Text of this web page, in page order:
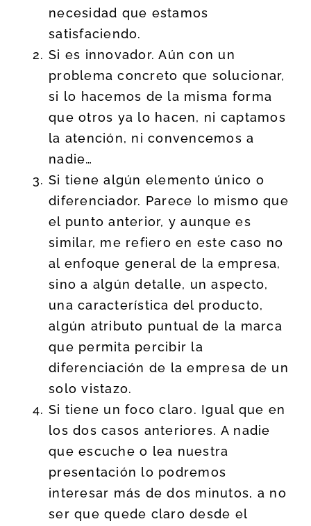
necesidad que estamos
satisfaciendo.
Si es innovador. Aún con un
problema concreto que solucionar,
si lo hacemos de la misma forma
que otros ya lo hacen, ni captamos
la atención, ni convencemos a
nadie…
Si tiene algún elemento único o
diferenciador. Parece lo mismo que
el punto anterior, y aunque es
similar, me refiero en este caso no
al enfoque general de la empresa,
sino a algún detalle, un aspecto,
una característica del producto,
algún atributo puntual de la marca
que permita percibir la
diferenciación de la empresa de un
solo vistazo.
Si tiene un foco claro. Igual que en
los dos casos anteriores. A nadie
que escuche o lea nuestra
presentación lo podremos
interesar más de dos minutos, a no
ser que quede claro desde el